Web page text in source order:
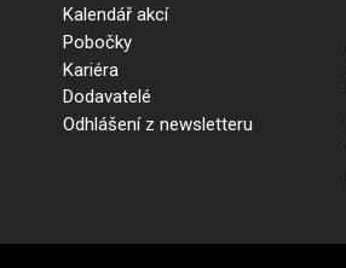
Kalendář akcí
Pobočky
Kariéra
Dodavatelé
Odhlášení z newsletteru